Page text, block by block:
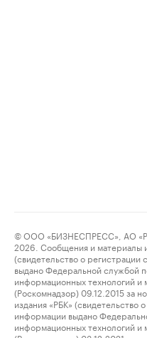
© ООО «БИЗНЕСПРЕСС», АО
2026. Сообщения и материалы
(свидетельство о
выдано Федеральной службой
информационных технологий и
(Роскомнадзор) 09.12.2015 за
издания «РБК» (свидетельство
информации выдано
информационных технологий и